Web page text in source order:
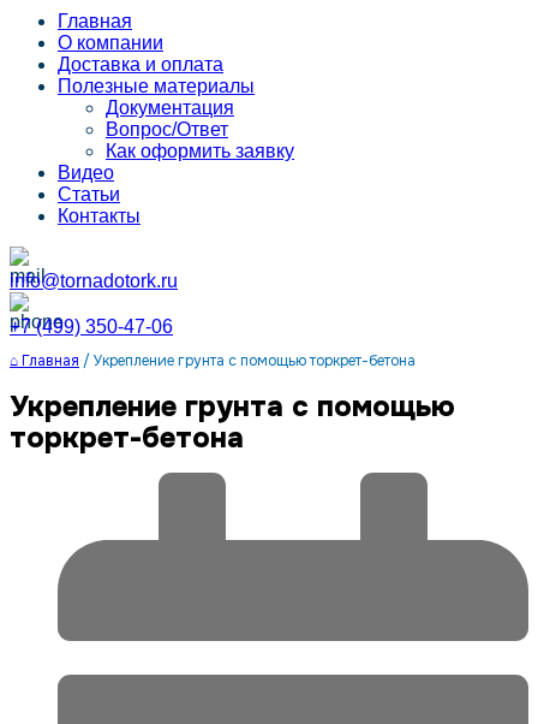
Главная
О компании
Доставка и оплата
Полезные материалы
Документация
Вопрос/Ответ
Как оформить заявку
Видео
Статьи
Контакты
info@tornadotork.ru
+7 (499) 350-47-06
⌂ Главная / Укрепление грунта с помощью торкрет-бетона
Укрепление грунта с помощью
торкрет-бетона